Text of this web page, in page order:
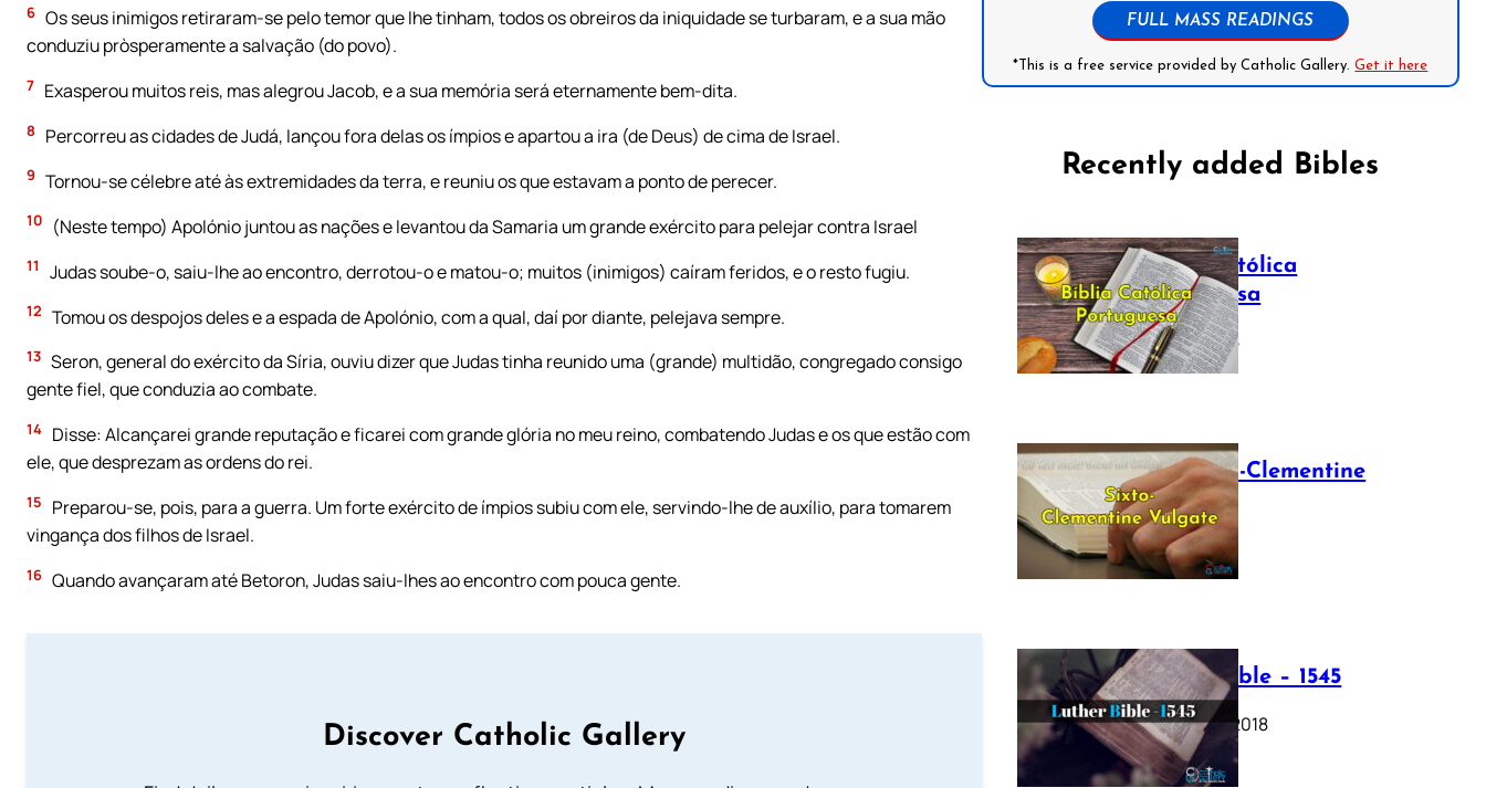
6 Os seus inimigos retiraram-se pelo temor que lhe tinham, todos os obreiros da iniquidade se turbaram, e a sua mão
conduziu pròsperamente a salvação (do povo).
7 Exasperou muitos reis, mas alegrou Jacob, e a sua memória será eternamente bem-dita.
8 Percorreu as cidades de Judá, lançou fora delas os ímpios e apartou a ira (de Deus) de cima de Israel.
9 Tornou-se célebre até às extremidades da terra, e reuniu os que estavam a ponto de perecer.
10 (Neste tempo) Apolónio juntou as nações e levantou da Samaria um grande exército para pelejar contra Israel
11 Judas soube-o, saiu-lhe ao encontro, derrotou-o e matou-o; muitos (inimigos) caíram feridos, e o resto fugiu.
12 Tomou os despojos deles e a espada de Apolónio, com a qual, daí por diante, pelejava sempre.
13 Seron, general do exército da Síria, ouviu dizer que Judas tinha reunido uma (grande) multidão, congregado consigo
gente fiel, que conduzia ao combate.
14 Disse: Alcançarei grande reputação e ficarei com grande glória no meu reino, combatendo Judas e os que estão com
ele, que desprezam as ordens do rei.
15
Preparou-se, pois, para a guerra. Um forte exército de ímpios subiu com ele, servindo-lhe de auxílio, para tomarem
vingança dos filhos de Israel.
16 Quando avançaram até Betoron, Judas saiu-lhes ao encontro com pouca gente.
Discover Catholic Gallery
FULL MASS READINGS
*This is a free service provided by Catholic Gallery.Get it here
Recently added Bibles
Bíblia Católica
Portuguesa
July 16, 2025
The Sixto-Clementine
Vulgate
July 12, 2025
Luther Bible – 1545
October 17, 2018